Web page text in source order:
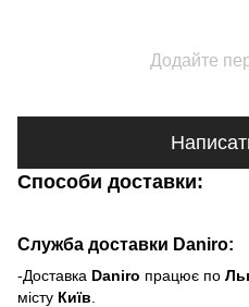
Додайте
Способи доставки:
Служба доставки Daniro:
-Доставка Daniro працює по
місту Київ.